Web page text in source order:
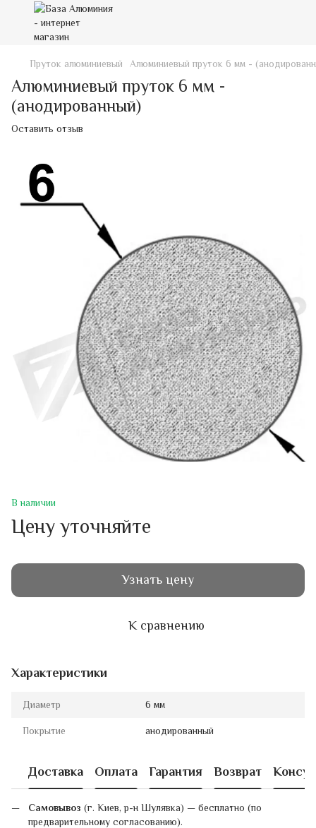
Пруток алюминиевый Алюминиевый пруток 6 мм -
Алюминиевый пруток 6 мм -
(анодированный)
Оставить отзыв
В наличии
Цену уточняйте
Узнать цену
К сравнению
Характеристики
Диаметр 6 мм
Покрытие анодированный
Доставка Оплата Гарантия Возврат
Самовывоз (г. Киев, р-н Шулявка) — бесплатно (по
предварительному согласованию).